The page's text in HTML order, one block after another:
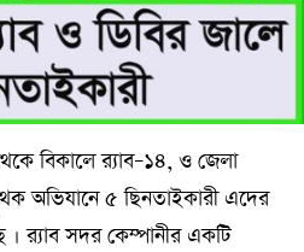
বিকালে র‌্যাব–১৪, ও জেলা
অভিযানে ৫ ছিনতাইকারী এদের
। র‌্যাব সদর কেম্পানীর একটি